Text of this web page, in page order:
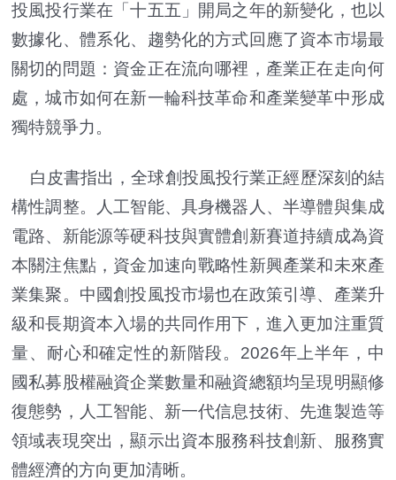
投風投行業在「十五五」開局之年的新變化，也以
數據化、體系化、趨勢化的方式回應了資本市場最
關切的問題：資金正在流向哪裡，產業正在走向何
處，城市如何在新一輪科技革命和產業變革中形成
獨特競爭力。
白皮書指出，全球創投風投行業正經歷深刻的結
構性調整。人工智能、具身機器人、半導體與集成
電路、新能源等硬科技與實體創新賽道持續成為資
本關注焦點，資金加速向戰略性新興產業和未來產
業集聚。中國創投風投市場也在政策引導、產業升
級和長期資本入場的共同作用下，進入更加注重質
量、耐心和確定性的新階段。2026年上半年，中
國私募股權融資企業數量和融資總額均呈現明顯修
復態勢，人工智能、新一代信息技術、先進製造等
領域表現突出，顯示出資本服務科技創新、服務實
體經濟的方向更加清晰。